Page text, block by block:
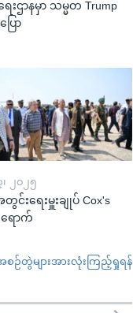
းဌာနမှာ သမ္မတ Trump
ြော
၂၀၂၅
းရေးမှူးချုပ် Cox's
ရောက်
ဉ်တွဲများအားလုံးကြည့်ရှုရန်